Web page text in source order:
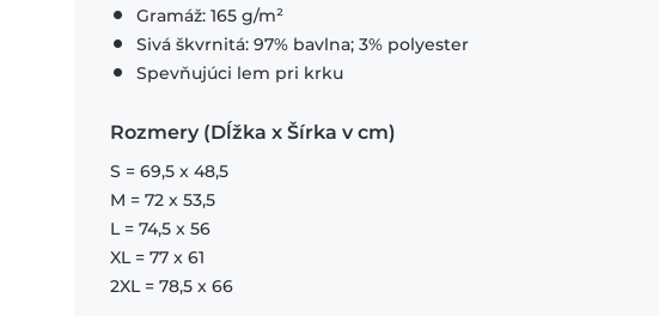
Gramáž: 165 g/m²
Sivá škvrnitá: 97% bavlna; 3% polyester
Spevňujúci lem pri krku
Rozmery (Dĺžka x Šírka v cm)
S = 69,5 x 48,5
M = 72 x 53,5
L = 74,5 x 56
XL = 77 x 61
2XL = 78,5 x 66